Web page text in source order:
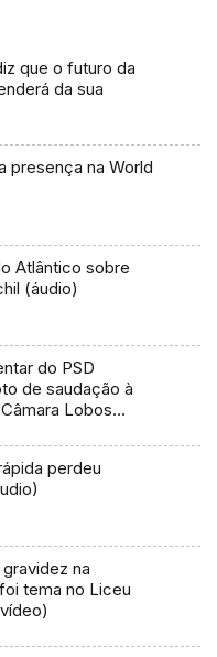
que o futuro da
da sua
presença na World
Atlântico sobre
(áudio)
do PSD
de saudação à
Lobos
perdeu
na
tema no Liceu